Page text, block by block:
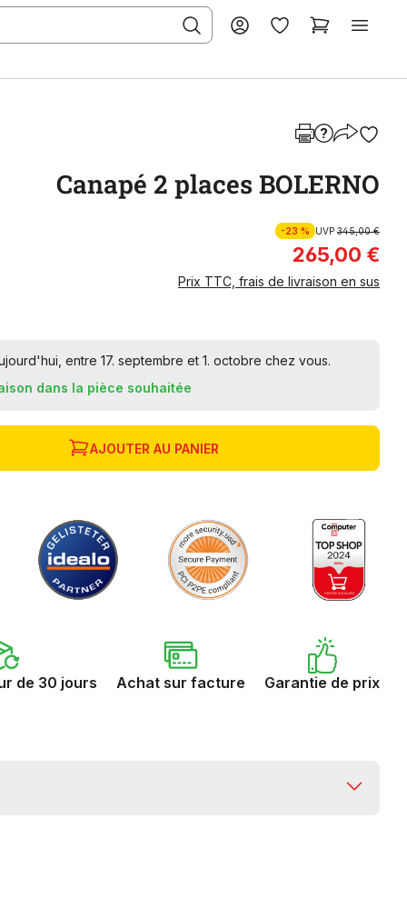
Canapé 2 places BOLERNO
-23 % UVP 345,00 €
265,00 €
Prix TTC, frais de livraison en sus
entre 17. septembre et 1. octobre chez vous.
dans la pièce souhaitée
AJOUTER AU PANIER
de 30 jours Achat sur facture Garantie de prix